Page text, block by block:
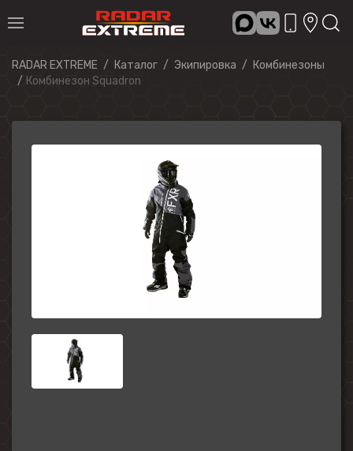
RADAR EXTREME Каталог Экипировка
Комбинезоны
Комбинезон Squadron